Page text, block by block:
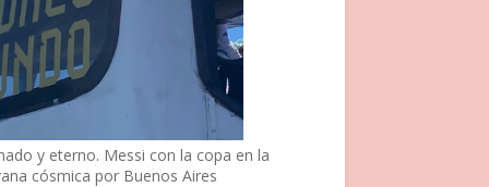
y eterno. Messi con la copa en la
cósmica por Buenos Aires